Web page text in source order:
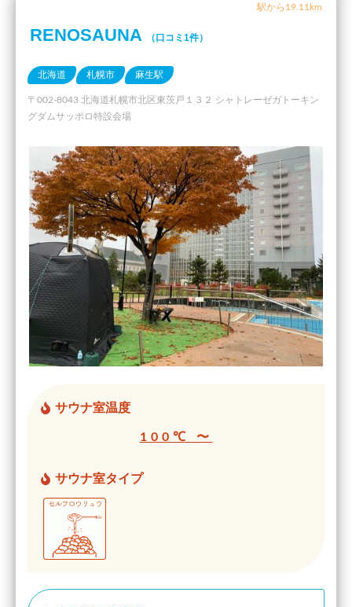
駅から19.11km
RENOSAUNA （口コミ1件）
北海道 札幌市 麻生駅
〒002-8043 北海道札幌市北区東茨戸１３２ シャトレーゼガトーキン
グダムサッポロ特設会場
サウナ室温度
100℃ 〜
サウナ室タイプ